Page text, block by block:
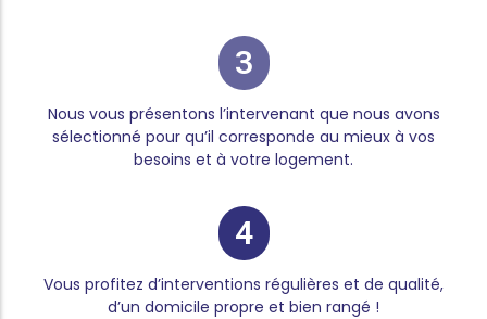
3
Nous vous présentons l’intervenant que nous avons
sélectionné pour qu’il corresponde au mieux à vos
besoins et à votre logement.
4
Vous profitez d’interventions régulières et de qualité,
d’un domicile propre et bien rangé !